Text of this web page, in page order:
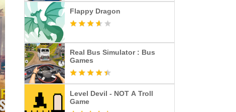
Flappy Dragon
Real Bus Simulator : Bus
Games
Level Devil - NOT A Troll
Game